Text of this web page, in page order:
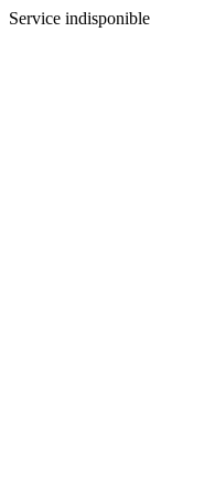
Service indisponible